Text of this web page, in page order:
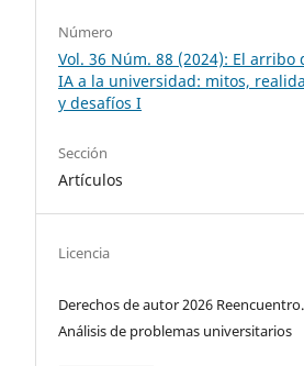
Número
Vol. 36 Núm. 88 (2024): El arribo
IA a la universidad: mitos,
y desafíos I
Sección
Artículos
Licencia
Derechos de autor 2026 Reencuentro.
Análisis de problemas universitarios